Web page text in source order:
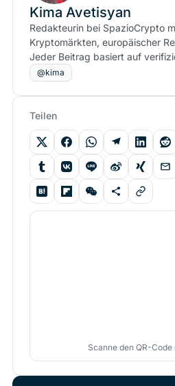
Kima Avetisyan
Redakteurin bei SpazioCrypto
Kryptomärkten, europäischer
Jeder Beitrag basiert auf
@kima
Teilen
Scanne den QR-